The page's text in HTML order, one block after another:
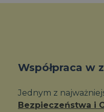
Współpraca w
Jednym z
Bezpieczeństwa i